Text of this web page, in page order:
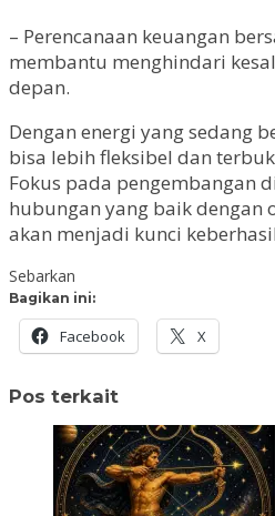
– Perencanaan keuangan
membantu menghindari
depan.
Dengan energi yang sedang
bisa lebih fleksibel dan
Fokus pada pengembangan
hubungan yang baik dengan
akan menjadi kunci
Sebarkan
Bagikan ini:
Facebook X
Pos terkait